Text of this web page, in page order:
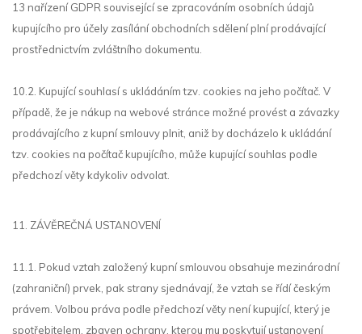
13 nařízení GDPR související se zpracováním osobních údajů
kupujícího pro účely zasílání obchodních sdělení plní prodávající
prostřednictvím zvláštního dokumentu.
10.2. Kupující souhlasí s ukládáním tzv. cookies na jeho počítač. V
případě, že je nákup na webové stránce možné provést a závazky
prodávajícího z kupní smlouvy plnit, aniž by docházelo k ukládání
tzv. cookies na počítač kupujícího, může kupující souhlas podle
předchozí věty kdykoliv odvolat.
11. ZÁVĚREČNÁ USTANOVENÍ
11.1. Pokud vztah založený kupní smlouvou obsahuje mezinárodní
(zahraniční) prvek, pak strany sjednávají, že vztah se řídí českým
právem. Volbou práva podle předchozí věty není kupující, který je
spotřebitelem, zbaven ochrany, kterou mu poskytují ustanovení